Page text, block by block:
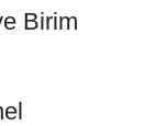
Birim